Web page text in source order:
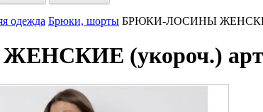
одежда Брюки, шорты БРЮКИ-ЛОСИНЫ ЖЕНСКИЕ
(укороч.) арт.